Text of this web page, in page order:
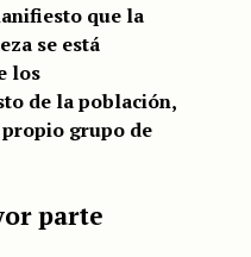
que la
se está
los
de la población,
grupo de
parte